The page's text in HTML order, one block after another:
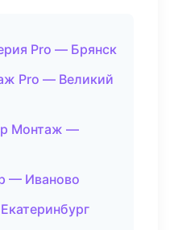
Pro — Брянск
Pro — Великий
Монтаж —
— Иваново